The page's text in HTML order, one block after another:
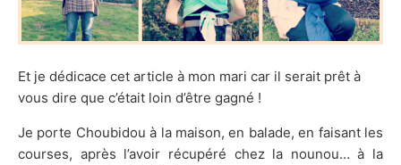
Et je dédicace cet article à mon mari car il serait prêt à
vous dire que c’était loin d’être gagné !
Je porte Choubidou à la maison, en balade, en faisant les
courses, après l’avoir récupéré chez la nounou… à la